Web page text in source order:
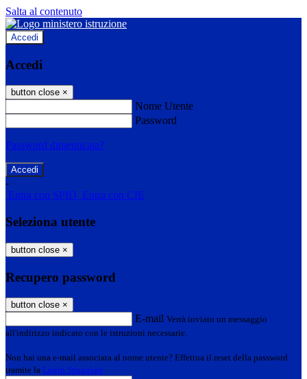
Salta al contenuto
Accedi
Accedi
button close ×
Nome Utente
Password
Password dimenticata?
-
Entra con SPID Entra con CIE
Seleziona utente
button close ×
Recupero password
button close ×
E-mail Verrà inviato un messaggio
all'indirizzo indicato con le istruzioni necessarie.
Non hai una e-mail associata al nome utente? Effettua il reset della password
tramite la Login Spaggiari